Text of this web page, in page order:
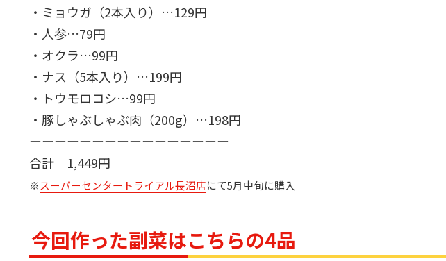
・ミョウガ（2本入り）…129円
・人参…79円
・オクラ…99円
・ナス（5本入り）…199円
・トウモロコシ…99円
・豚しゃぶしゃぶ肉（200g）…198円
ーーーーーーーーーーーーーーーー
合計 1,449円
※スーパーセンタートライアル長沼店にて5月中旬に購入
今回作った副菜はこちらの4品